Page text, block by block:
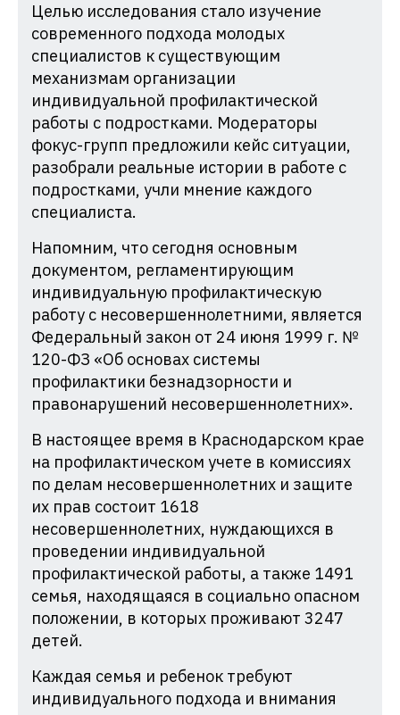
Целью исследования стало изучение
современного подхода молодых
специалистов к существующим
механизмам организации
индивидуальной профилактической
работы с подростками. Модераторы
фокус-групп предложили кейс ситуации,
разобрали реальные истории в работе с
подростками, учли мнение каждого
специалиста.
Напомним, что сегодня основным
документом, регламентирующим
индивидуальную профилактическую
работу с несовершеннолетними, является
Федеральный закон от 24 июня 1999 г. №
120-ФЗ «Об основах системы
профилактики безнадзорности и
правонарушений несовершеннолетних».
В настоящее время в Краснодарском крае
на профилактическом учете в комиссиях
по делам несовершеннолетних и защите
их прав состоит 1618
несовершеннолетних, нуждающихся в
проведении индивидуальной
профилактической работы, а также 1491
семья, находящаяся в социально опасном
положении, в которых проживают 3247
детей.
Каждая семья и ребенок требуют
индивидуального подхода и внимания